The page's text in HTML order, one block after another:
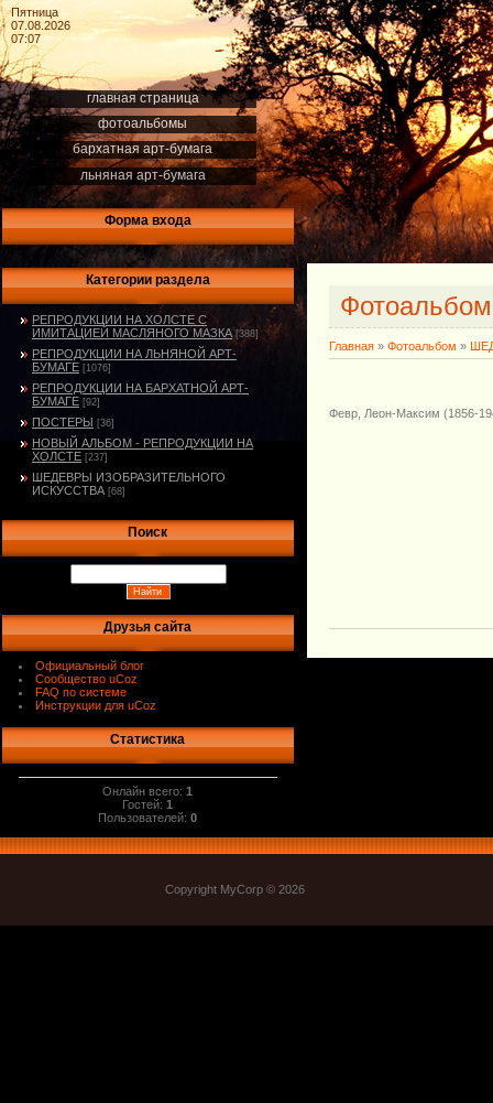
Пятница
07.08.2026
07:07
главная страница
фотоальбомы
бархатная арт-бумага
льняная арт-бумага
Форма входа
Категории раздела
РЕПРОДУКЦИИ НА ХОЛСТЕ С
ИМИТАЦИЕЙ МАСЛЯНОГО МАЗКА [388]
РЕПРОДУКЦИИ НА ЛЬНЯНОЙ АРТ-
БУМАГЕ [1076]
РЕПРОДУКЦИИ НА БАРХАТНОЙ АРТ-
БУМАГЕ [92]
ПОСТЕРЫ [36]
НОВЫЙ АЛЬБОМ - РЕПРОДУКЦИИ НА
ХОЛСТЕ [237]
ШЕДЕВРЫ ИЗОБРАЗИТЕЛЬНОГО
ИСКУССТВА [68]
Поиск
Друзья сайта
Официальный блог
Сообщество uCoz
FAQ по системе
Инструкции для uCoz
Статистика
Онлайн всего:1
Гостей:1
Пользователей:0
Главная » Фотоальбом »
Февр, Леон-Максим (1856-
Copyright MyCorp © 2026